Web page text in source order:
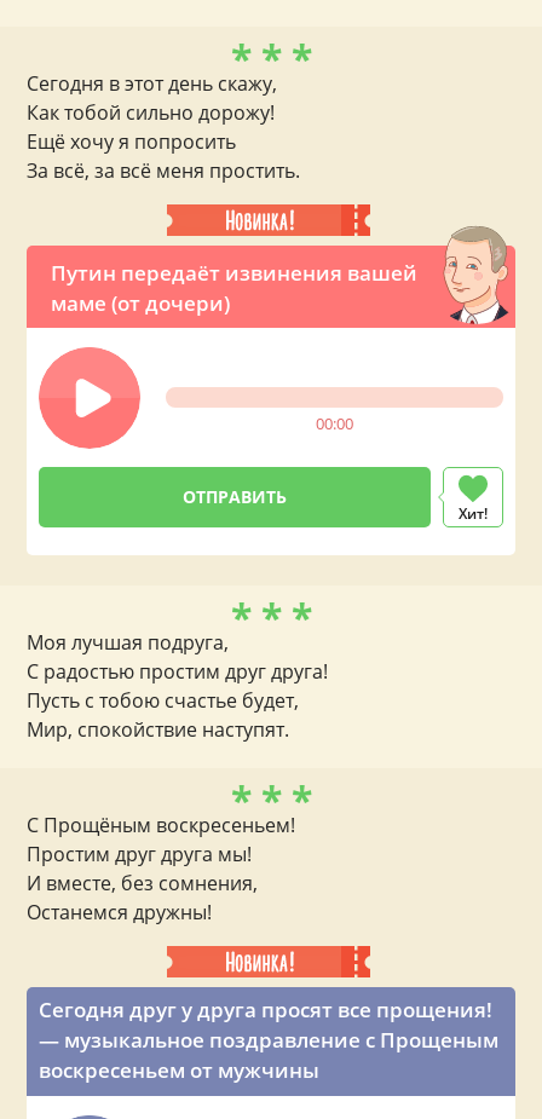
Путин передаёт извинения вашей
маме (от дочери)
00:00
Хит!
* * *
Сегодня в этот день скажу,
Как тобой сильно дорожу!
Ещё хочу я попросить
За всё, за всё меня простить.
* * *
Моя лучшая подруга,
С радостью простим друг друга!
Пусть с тобою счастье будет,
Мир, спокойствие наступят.
Сегодня друг у друга просят все прощения!
— музыкальное поздравление с Прощеным
воскресеньем от мужчины
* * *
С Прощёным воскресеньем!
Простим друг друга мы!
И вместе, без сомнения,
Останемся дружны!